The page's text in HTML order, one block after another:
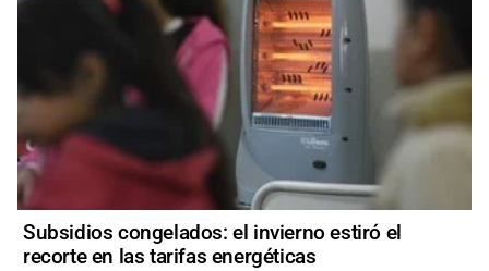
Subsidios congelados: el invierno estiró el
recorte en las tarifas energéticas